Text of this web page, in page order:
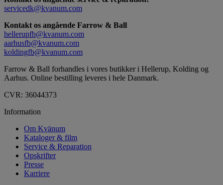
servicedk@kvanum.com
Kontakt os angående Farrow & Ball
hellerupfb@kvanum.com
aarhusfb@kvanum.com
koldingfb@kvanum.com
Farrow & Ball forhandles i vores butikker i Hellerup, Kolding og
Aarhus. Online bestilling leveres i hele Danmark.
CVR: 36044373
Information
Om Kvänum
Kataloger & film
Service & Reparation
Opskrifter
Presse
Karriere